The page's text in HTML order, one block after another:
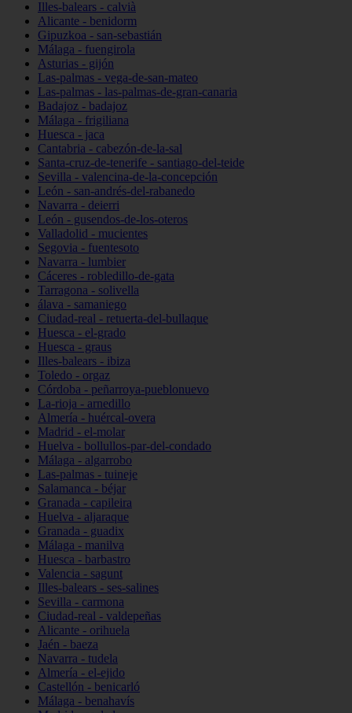
Illes-balears - calvià
Alicante - benidorm
Gipuzkoa - san-sebastián
Málaga - fuengirola
Asturias - gijón
Las-palmas - vega-de-san-mateo
Las-palmas - las-palmas-de-gran-canaria
Badajoz - badajoz
Málaga - frigiliana
Huesca - jaca
Cantabria - cabezón-de-la-sal
Santa-cruz-de-tenerife - santiago-del-teide
Sevilla - valencina-de-la-concepción
León - san-andrés-del-rabanedo
Navarra - deierri
León - gusendos-de-los-oteros
Valladolid - mucientes
Segovia - fuentesoto
Navarra - lumbier
Cáceres - robledillo-de-gata
Tarragona - solivella
álava - samaniego
Ciudad-real - retuerta-del-bullaque
Huesca - el-grado
Huesca - graus
Illes-balears - ibiza
Toledo - orgaz
Córdoba - peñarroya-pueblonuevo
La-rioja - arnedillo
Almería - huércal-overa
Madrid - el-molar
Huelva - bollullos-par-del-condado
Málaga - algarrobo
Las-palmas - tuineje
Salamanca - béjar
Granada - capileira
Huelva - aljaraque
Granada - guadix
Málaga - manilva
Huesca - barbastro
Valencia - sagunt
Illes-balears - ses-salines
Sevilla - carmona
Ciudad-real - valdepeñas
Alicante - orihuela
Jaén - baeza
Navarra - tudela
Almería - el-ejido
Castellón - benicarló
Málaga - benahavís